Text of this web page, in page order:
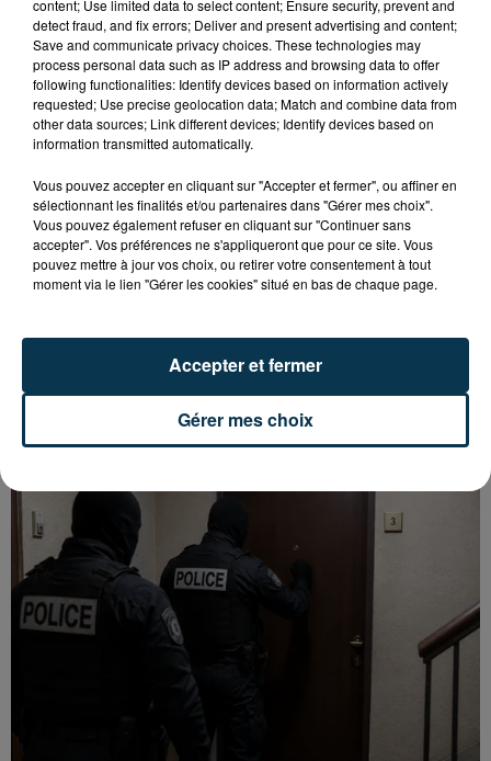
TOUJOURS AU CHEVET DES HABITANTS...
IL SE PROMÈNE AVEC CINQ COUTEAUX ET UN
NUNCHAKU À SAINT-CHAMOND
content; Use limited data to select content; Ensure security, prevent and
detect fraud, and fix errors; Deliver and present advertising and content;
Save and communicate privacy choices. These technologies may
process personal data such as IP address and browsing data to offer
following functionalities: Identify devices based on information actively
requested; Use precise geolocation data; Match and combine data from
other data sources; Link different devices; Identify devices based on
information transmitted automatically.
Vous pouvez accepter en cliquant sur "Accepter et fermer", ou affiner en
sélectionnant les finalités et/ou partenaires dans "Gérer mes choix".
Vous pouvez également refuser en cliquant sur "Continuer sans
accepter". Vos préférences ne s'appliqueront que pour ce site. Vous
pouvez mettre à jour vos choix, ou retirer votre consentement à tout
moment via le lien "Gérer les cookies" situé en bas de chaque page.
Gérer mes choix
Accepter et fermer